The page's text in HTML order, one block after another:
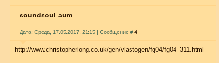
soundsoul-aum
Дата: Среда, 17.05.2017, 21:15 | Сообщение # 4
http://www.christopherlong.co.uk/gen/vlastogen/fg04/fg04_311.html